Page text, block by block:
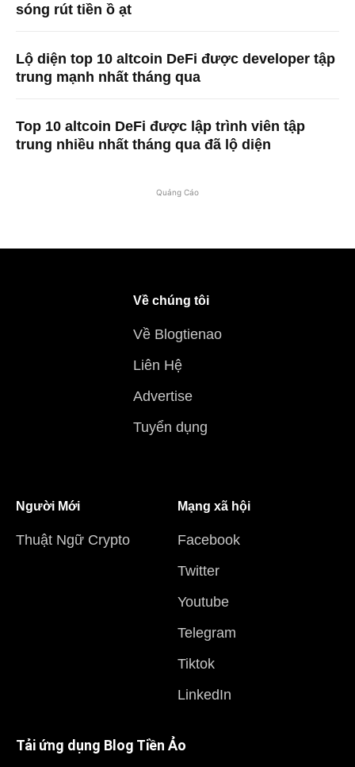
sóng rút tiền ồ ạt
Lộ diện top 10 altcoin DeFi được developer tập
trung mạnh nhất tháng qua
Top 10 altcoin DeFi được lập trình viên tập
trung nhiều nhất tháng qua đã lộ diện
Quảng Cáo
Về chúng tôi
Về Blogtienao
Liên Hệ
Advertise
Tuyển dụng
Người Mới
Thuật Ngữ Crypto
Mạng xã hội
Facebook
Twitter
Youtube
Telegram
Tiktok
LinkedIn
Tải ứng dụng Blog Tiền Ảo